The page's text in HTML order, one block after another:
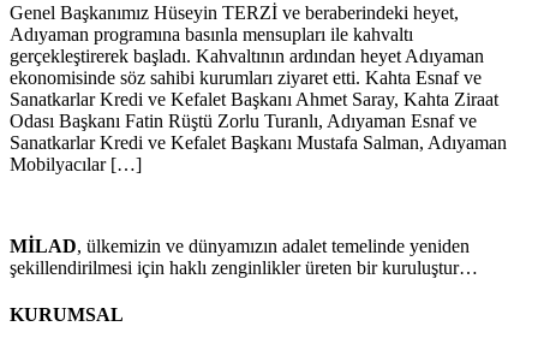
Genel Başkanımız Hüseyin TERZİ ve beraberindeki heyet,
Adıyaman programına basınla mensupları ile kahvaltı
gerçekleştirerek başladı. Kahvaltının ardından heyet Adıyaman
ekonomisinde söz sahibi kurumları ziyaret etti. Kahta Esnaf ve
Sanatkarlar Kredi ve Kefalet Başkanı Ahmet Saray, Kahta Ziraat
Odası Başkanı Fatin Rüştü Zorlu Turanlı, Adıyaman Esnaf ve
Sanatkarlar Kredi ve Kefalet Başkanı Mustafa Salman, Adıyaman
Mobilyacılar […]
MİLAD, ülkemizin ve dünyamızın adalet temelinde yeniden
şekillendirilmesi için haklı zenginlikler üreten bir kuruluştur…
KURUMSAL